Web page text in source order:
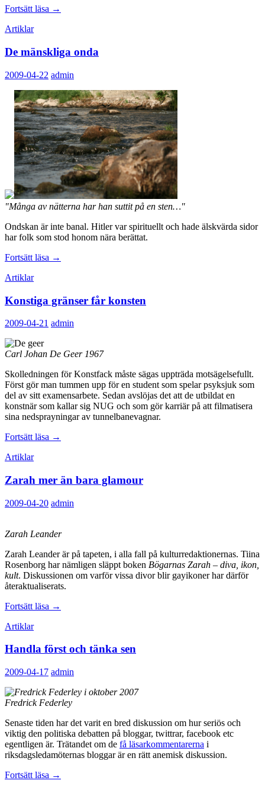
Fortsätt läsa Farväl
→
Artiklar
De mänskliga onda
2009-04-22 admin
"Många av nätterna har han suttit på en sten…"
Ondskan är inte banal. Hitler var spirituellt och hade älskvärda sidor
har folk som stod honom nära berättat.
Fortsätt läsa De
→
Artiklar
Konstiga gränser får konsten
2009-04-21 admin
Carl Johan De Geer 1967
Skolledningen för Konstfack måste sägas uppträda motsägelsefullt.
Först gör man tummen upp för en student som spelar psyksjuk som
del av sitt examensarbete. Sedan avslöjas det att de utbildat en
konstnär som kallar sig NUG och som gör karriär på att filmatisera
sina nedsprayningar av tunnelbanevagnar.
Fortsätt läsa Konstiga
→
Artiklar
Zarah mer än bara glamour
2009-04-20 admin
Zarah Leander
Zarah Leander är på tapeten, i alla fall på kulturredaktionernas. Tiina
Rosenborg har nämligen släppt boken Bögarnas Zarah – diva, ikon,
kult. Diskussionen om varför vissa divor blir gayikoner har därför
återaktualiserats.
Fortsätt läsa Zarah
glamour
→
Artiklar
Handla först och tänka sen
2009-04-17 admin
Fredrick Federley
Senaste tiden har det varit en bred diskussion om hur seriös och
viktig den politiska debatten på bloggar, twittrar, facebook etc
egentligen är. Trätandet om de få läsarkommentarerna i
riksdagsledamöternas bloggar är en rätt anemisk diskussion.
Fortsätt läsa Handla
→